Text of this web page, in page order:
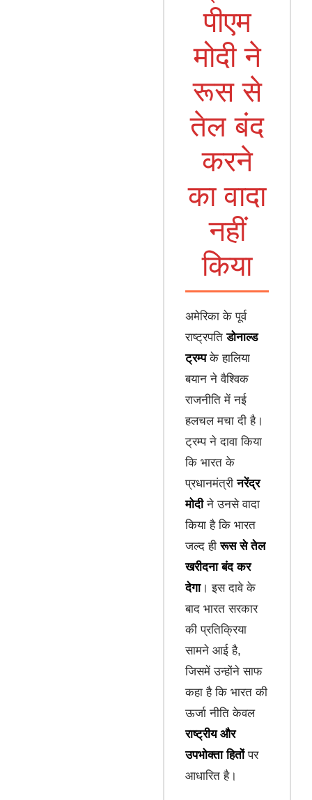
पीएम
मोदी ने
रूस से
तेल बंद
करने
का वादा
नहीं
किया
अमेरिका के पूर्व
राष्ट्रपतिडोनाल्ड
ट्रम्पके हालिया
बयान ने वैश्विक
राजनीति में नई
हलचल मचा दी है।
ट्रम्प ने दावा किया
कि भारत के
प्रधानमंत्रीनरेंद्र
मोदीने उनसे वादा
किया है कि भारत
जल्द हीरूस से तेल
खरीदना बंद कर
देगा। इस दावे के
बाद भारत सरकार
की प्रतिक्रिया
सामने आई है,
जिसमें उन्होंने साफ
कहा है कि भारत की
ऊर्जा नीति केवल
राष्ट्रीय और
उपभोक्ता हितोंपर
आधारित है।